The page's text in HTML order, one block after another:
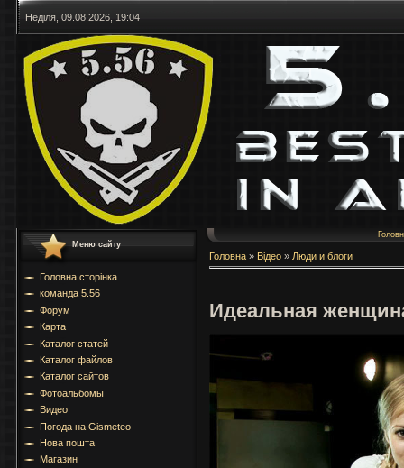
Неділя, 09.08.2026, 19:04
Меню сайту
Головна сторінка
команда 5.56
Форум
Карта
Каталог статей
Каталог файлов
Каталог сайтов
Фотоальбомы
Видео
Погода на Gismeteo
Нова пошта
Магазин
Головна » Відео » Люди и блоги
Идеальная